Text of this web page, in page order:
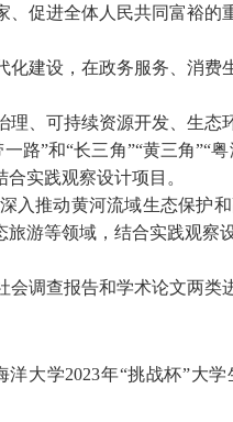
促进全体人民共同富裕
建设，在政务服务、消
、可持续资源开发、生态
路”和“长三角”“黄三角”“
实践观察设计项目。
入推动黄河流域生态保护
游等领域，结合实践观察
调查报告和学术论文两类
洋大学2023年“挑战杯”大